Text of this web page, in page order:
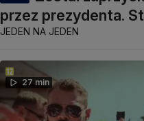
przez prezydenta.
JEDEN NA JEDEN
27 min